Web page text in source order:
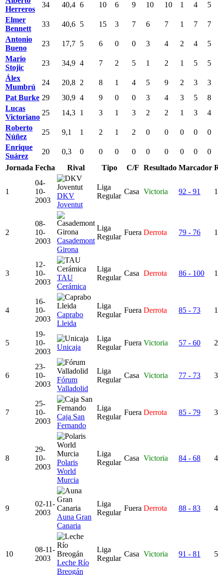
Herreros
34 40,4 6 10 6 9 10 10 1 4
5
Elmer
Bennett
33 40,6 5 15 3 7 6 7 1 7
7
Antonio
Bueno
23 17,7 5 6 0 0 3 4 2 4
5
Mario
Stojic
23 34,9 4 7 2 5 1 2 1 5
5
Álex
Mumbrú
24 20,8 2 8 1 4 5 9 2 3
3
Pat Burke 29 30,9 4 9 0 0 3 4 3 5
8
Lucas
Victoriano
25 14,3 1 3 1 3 2 2 1 3
4
Roberto
Núñez
25 9,1 1 2 1 2 0 0 0 0
0
Enrique
Suárez
20 0,3 0 0 0 0 0 0 0 0
0
Jornada Fecha Rival Tipo C/F Resultado Marcador
1
04-
10-
2003
DKV
Joventut
Liga
Regular
Casa Victoria 92 - 91
2
08-
10-
2003
Casademont
Girona
Liga
Regular
Fuera Derrota 79 - 76
3
12-
10-
2003
TAU
Cerámica
Liga
Regular
Casa Derrota 86 - 100
4
16-
10-
2003
Caprabo
Lleida
Liga
Regular
Fuera Derrota 85 - 73
5
19-
10-
2003
Unicaja
Liga
Regular
Fuera Victoria 57 - 60
6
23-
10-
2003
Fórum
Valladolid
Liga
Regular
Casa Victoria 77 - 73
7
25-
10-
2003
Caja San
Fernando
Liga
Regular
Fuera Derrota 85 - 79
8
29-
10-
2003
Polaris
World
Murcia
Liga
Regular
Casa Victoria 84 - 68
9
02-11-
2003
Auna Gran
Canaria
Liga
Regular
Fuera Derrota 88 - 83
10
08-11-
2003
Leche Río
Breogán
Liga
Regular
Casa Victoria 91 - 81